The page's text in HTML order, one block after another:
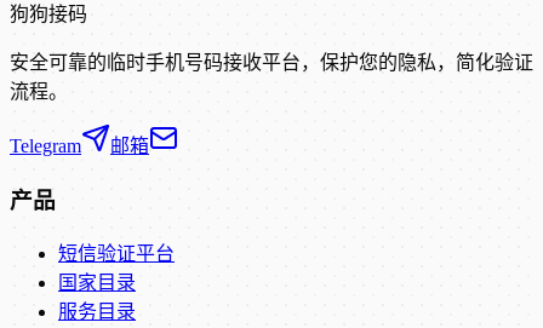
狗狗接码
安全可靠的临时手机号码接收平台，保护您的隐私，简化验证
流程。
Telegram 邮箱
产品
短信验证平台
国家目录
服务目录